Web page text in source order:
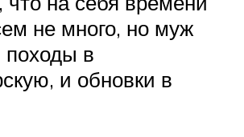
не много, но муж
в
и обновки в